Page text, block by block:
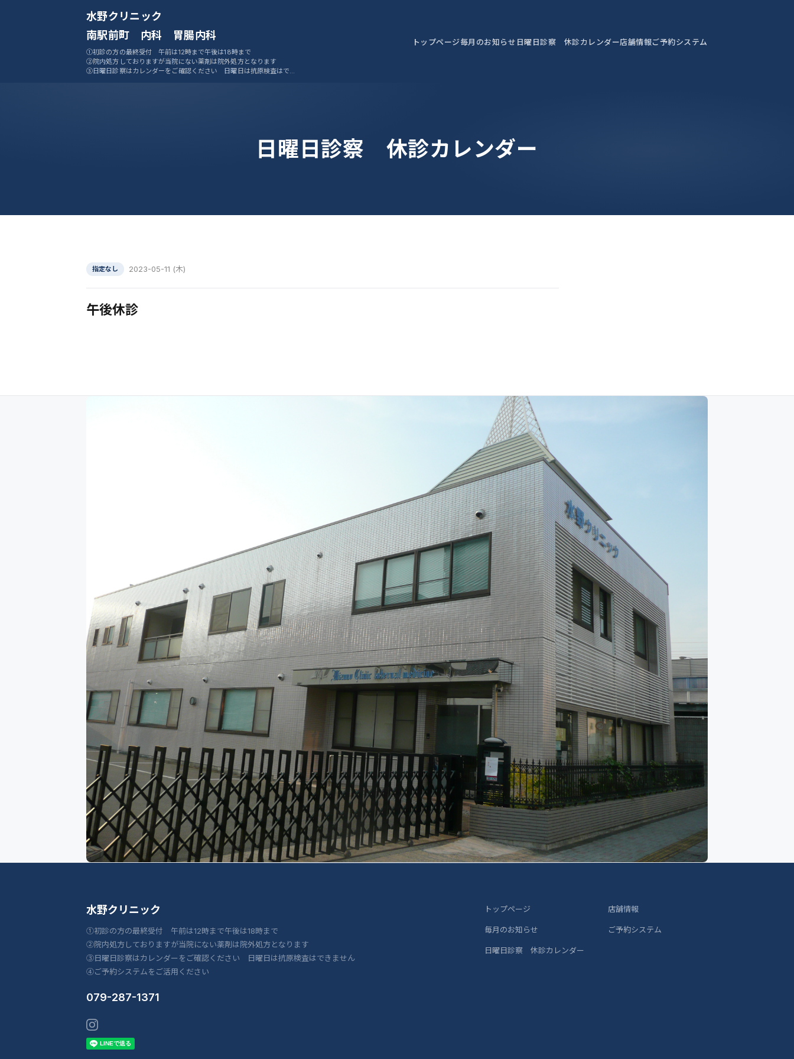
水野クリニック
南駅前町 内科 胃腸内科
①初診の方の最終受付 午前は12時まで午後は18時まで
②院内処方しておりますが当院にない薬剤は院外処方となります
③日曜日診察はカレンダーをご確認ください 日曜日は抗原検査はでき
トップページ毎月のお知らせ 日曜日診察 休診カレンダー店舗情報ご予約システム
日曜日診察 休診カレンダー
指定なし 2023-05-11 (木)
午後休診
水野クリニック
①初診の方の最終受付 午前は12時まで午後は18時まで
②院内処方しておりますが当院にない薬剤は院外処方となります
③日曜日診察はカレンダーをご確認ください 日曜日は抗原検査はできません
④ご予約システムをご活用ください
079-287-1371
トップページ
毎月のお知らせ
日曜日診察 休診カレンダー
店舗情報
ご予約システム